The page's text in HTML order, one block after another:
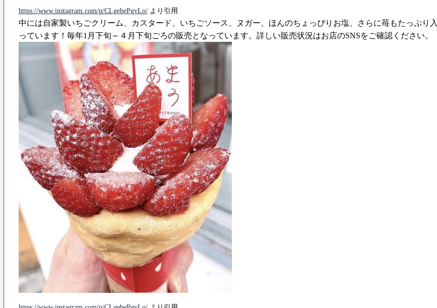
https://www.instagram.com/p/CLgebePgvLo/より引用
中には自家製いちごクリーム、カスタード、いちごソース、ヌガー、ほんのちょっぴりお塩、さらに苺もたっぷり入
っています！毎年1月下旬～４月下旬ごろの販売となっています。詳しい販売状況はお店のSNSをご確認ください。